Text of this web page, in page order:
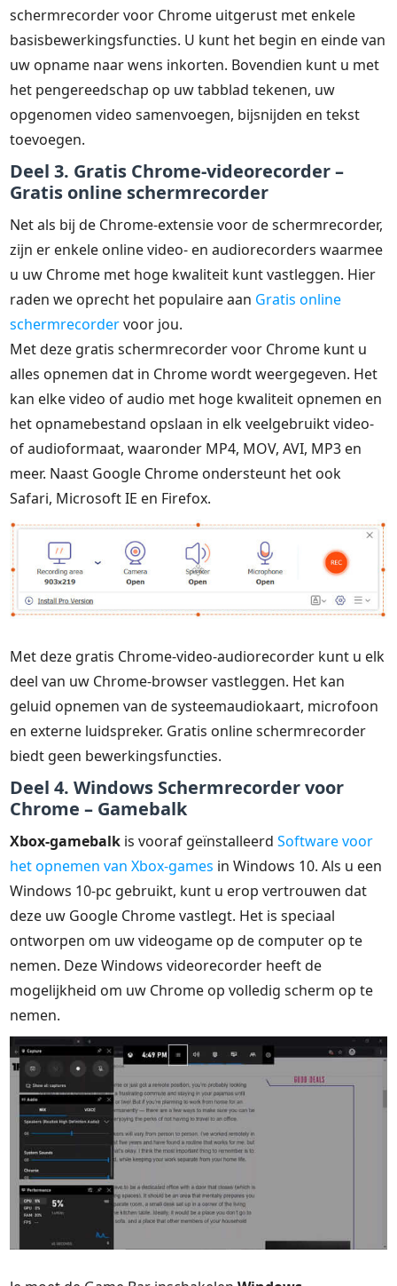
schermrecorder voor Chrome uitgerust met enkele
basisbewerkingsfuncties. U kunt het begin en einde van
uw opname naar wens inkorten. Bovendien kunt u met
het pengereedschap op uw tabblad tekenen, uw
opgenomen video samenvoegen, bijsnijden en tekst
toevoegen.
Deel 3. Gratis Chrome-videorecorder –
Gratis online schermrecorder
Net als bij de Chrome-extensie voor de schermrecorder,
zijn er enkele online video- en audiorecorders waarmee
u uw Chrome met hoge kwaliteit kunt vastleggen. Hier
raden we oprecht het populaire aan Gratis online
schermrecordervoor jou.
Met deze gratis schermrecorder voor Chrome kunt u
alles opnemen dat in Chrome wordt weergegeven. Het
kan elke video of audio met hoge kwaliteit opnemen en
het opnamebestand opslaan in elk veelgebruikt video-
of audioformaat, waaronder MP4, MOV, AVI, MP3 en
meer. Naast Google Chrome ondersteunt het ook
Safari, Microsoft IE en Firefox.
Met deze gratis Chrome-video-audiorecorder kunt u elk
deel van uw Chrome-browser vastleggen. Het kan
geluid opnemen van de systeemaudiokaart, microfoon
en externe luidspreker. Gratis online schermrecorder
biedt geen bewerkingsfuncties.
Deel 4. Windows Schermrecorder voor
Chrome – Gamebalk
Xbox-gamebalk is vooraf geïnstalleerdSoftware voor
het opnemen van Xbox-games in Windows 10. Als u een
Windows 10-pc gebruikt, kunt u erop vertrouwen dat
deze uw Google Chrome vastlegt. Het is speciaal
ontworpen om uw videogame op de computer op te
nemen. Deze Windows videorecorder heeft de
mogelijkheid om uw Chrome op volledig scherm op te
nemen.